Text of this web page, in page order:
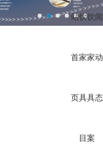
站
首
页
饮
家
具
目
饮
家
具
案
闻
动
态